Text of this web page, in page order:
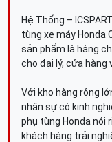
Hệ Thống –
tùng xe máy Honda
sản phẩm là hàng
cho đại lý, cửa hàng
Với kho hàng rộng
nhân sự có kinh
phụ tùng Honda nói
khách hàng trải